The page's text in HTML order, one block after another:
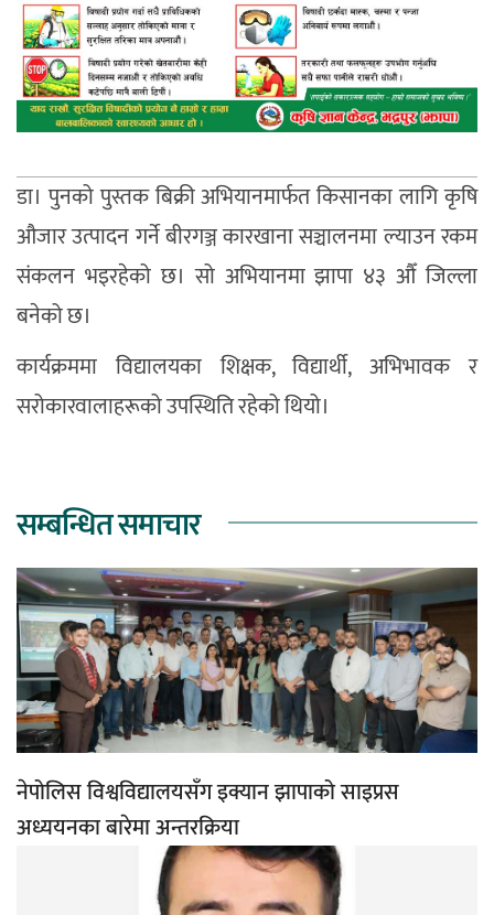
डा। पुनको पुस्तक बिक्री अभियानमार्फत किसानका लागि कृषि
औजार उत्पादन गर्ने बीरगञ्ज कारखाना सञ्चालनमा ल्याउन रकम
संकलन भइरहेको छ। सो अभियानमा झापा ४३ औँ जिल्ला
बनेको छ।
कार्यक्रममा विद्यालयका शिक्षक, विद्यार्थी, अभिभावक र
सरोकारवालाहरूको उपस्थिति रहेको थियो।
सम्बन्धित समाचार
नेपोलिस विश्वविद्यालयसँग इक्यान झापाको साइप्रस
अध्ययनका बारेमा अन्तरक्रिया